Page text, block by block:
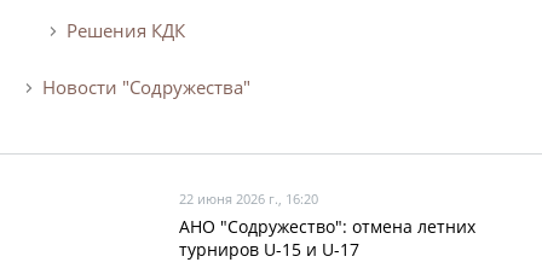
Регламентирующие документы
Решения КДК
Новости "Содружества"
22 июня 2026 г., 16:20
АНО "Содружество": отмена летних
турниров U-15 и U-17